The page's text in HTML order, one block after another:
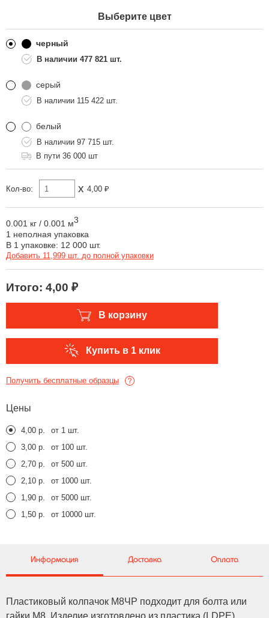
Telegram
Одноклассники
Выберите цвет
черный
477 821 шт.
серый
115 422 шт.
белый
97 715 шт.
36 000 шт
Кол-во: x 4,00 ₽
0.001 кг / 0.001 м3
1 неполная упаковка
В 1 упаковке: 12 000 шт.
Добавить 11,999 шт. до полной упаковки
Итого: 4,00 ₽
В корзину
Купить в 1 клик
Получить бесплатные образцы
Цены
4,00 р.
от 1 шт.
3,00 р.
от 100 шт.
2,70 р.
от 500 шт.
2,10 р.
от 1000 шт.
1,90 р.
от 5000 шт.
1,50 р.
от 10000 шт.
Информация Доставка Оплата
Пластиковый колпачок М8ЧР подходит для болта или
гайки M8. Изделие изготовлено из пластика (LDPE),